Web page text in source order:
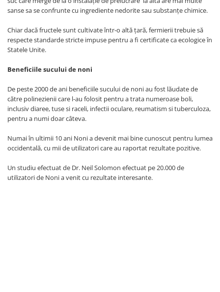
sanse sa se confrunte cu ingrediente nedorite sau substanţe chimice.
Chiar dacă fructele sunt cultivate într-o altă ţară, fermierii trebuie să
respecte standarde stricte impuse pentru a fi certificate ca ecologice în
Statele Unite.
Beneficiile sucului de noni
De peste 2000 de ani beneficiile sucului de noni au fost lăudate de
către polinezienii care l-au folosit pentru a trata numeroase boli,
inclusiv diaree, tuse si raceli, infectii oculare, reumatism si tuberculoza,
pentru a numi doar câteva.
Numai în ultimii 10 ani Noni a devenit mai bine cunoscut pentru lumea
occidentală, cu mii de utilizatori care au raportat rezultate pozitive.
Un studiu efectuat de Dr. Neil Solomon efectuat pe 20.000 de
utilizatori de Noni a venit cu rezultate interesante.